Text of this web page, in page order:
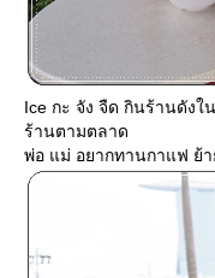
Ice กะ จัง จืด กินร้านดังใ
ร้านตามตลาด
พ่อ แม่ อยากทานกาแฟ ย้